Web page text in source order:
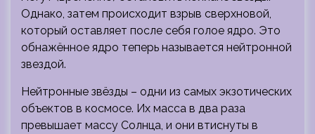
Однако, затем происходит взрыв сверхновой,
который оставляет после себя голое ядро. Это
обнажённое ядро ​​теперь называется нейтронной
звездой.
Нейтронные звёзды – одни из самых экзотических
объектов в космосе. Их масса в два раза
превышает массу Солнца, и они втиснуты в